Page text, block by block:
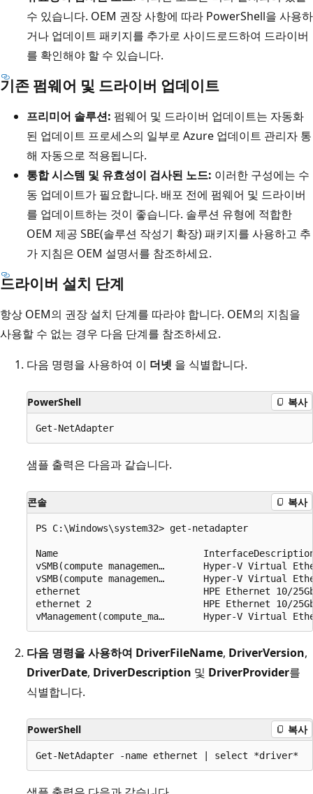
수 있습니다. OEM 권장 사항에 따라 PowerShell을 사용하
거나 업데이트 패키지를 추가로 사이드로드하여 드라이버
를 확인해야 할 수 있습니다.
기존 펌웨어 및 드라이버 업데이트
프리미어 솔루션: 펌웨어 및 드라이버 업데이트는 자동화
된 업데이트 프로세스의 일부로 Azure 업데이트 관리자 통
해 자동으로 적용됩니다.
통합 시스템 및 유효성이 검사된 노드: 이러한 구성에는 수
동 업데이트가 필요합니다. 배포 전에 펌웨어 및 드라이버
를 업데이트하는 것이 좋습니다. 솔루션 유형에 적합한
OEM 제공 SBE(솔루션 작성기 확장) 패키지를 사용하고 추
가 지침은 OEM 설명서를 참조하세요.
드라이버 설치 단계
항상 OEM의 권장 설치 단계를 따라야 합니다. OEM의 지침을
사용할 수 없는 경우 다음 단계를 참조하세요.
다음 명령을 사용하여 이 더넷 을 식별합니다.
PowerShell 복사
샘플 출력은 다음과 같습니다.
콘솔 복사
PS C:\Windows\system32>	get-netadapter
Name	                      InterfaceDescription	                iflndex     Status	     MacAddress	            LinkSpeed
vSMB(compute managemen…	      Hyper-V Virtual Ethernet Adapter #2	    20      Up	         00-15-5D-20-40-00	    25 Gbps
vSMB(compute managemen…	      Hyper-V Virtual Ethernet Adapter #3	    24      Up	         00-15-5D-20-40-01	    25 Gbps
ethernet	                  HPE Ethernet 10/25Gb 2-port 640FLR…#2	     7      Up	         B8-83-03-58-91-88	    25 Gbps
ethernet 2	                  HPE Ethernet 10/25Gb 2-port 640FLR-S…	     5      Up	         B8 83-03-58-91-89	    25 Gbps
다음 명령을 사용하여 DriverFileName, DriverVersion,
DriverDate, DriverDescription 및 DriverProvider를
식별합니다.
PowerShell 복사